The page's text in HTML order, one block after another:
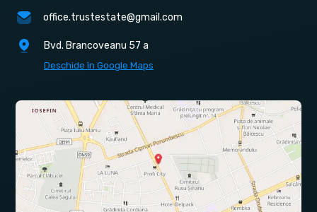
office.trustestate@gmail.com
Bvd. Brancoveanu 57 a
Deschide în Google Maps